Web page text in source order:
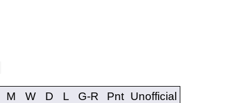
M W D L G-R Pnt Unofficial